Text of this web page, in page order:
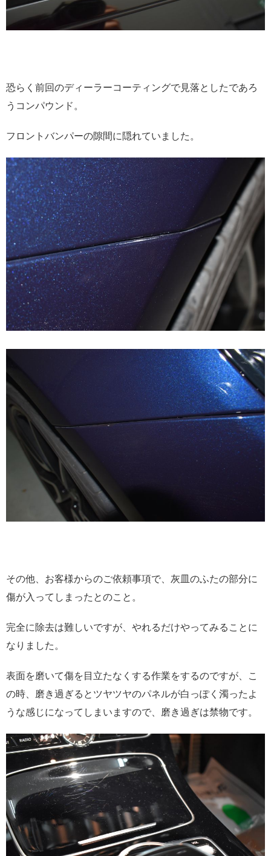
恐らく前回のディーラーコーティングで見落としたであろ
うコンパウンド。
フロントバンパーの隙間に隠れていました。
その他、お客様からのご依頼事項で、灰皿のふたの部分に
傷が入ってしまったとのこと。
完全に除去は難しいですが、やれるだけやってみることに
なりました。
表面を磨いて傷を目立たなくする作業をするのですが、こ
の時、磨き過ぎるとツヤツヤのパネルが白っぽく濁ったよ
うな感じになってしまいますので、磨き過ぎは禁物です。